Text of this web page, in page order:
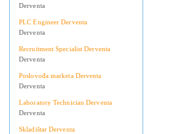
Derventa
PLC Engineer Derventa
Derventa
Recruitment Specialist Derventa
Derventa
Poslovođa marketa Derventa
Derventa
Laboratory Technician Derventa
Derventa
Skladištar Derventa